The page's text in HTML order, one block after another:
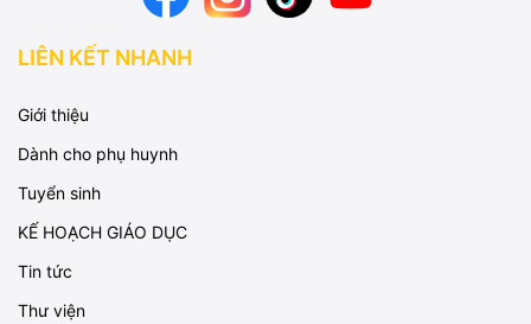
LIÊN KẾT NHANH
Giới thiệu
Dành cho phụ huynh
Tuyển sinh
KẾ HOẠCH GIÁO DỤC
Tin tức
Thư viện